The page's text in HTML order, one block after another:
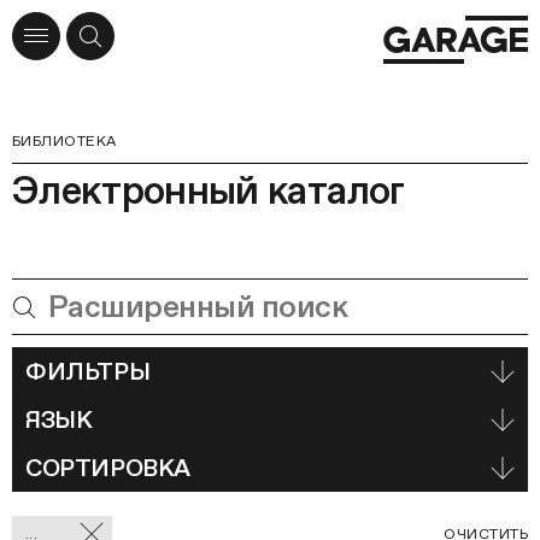
БИБЛИОТЕКА
Электронный каталог
ФИЛЬТРЫ
ЯЗЫК
СОРТИРОВКА
Отмеченные
ОЧИСТИТЬ